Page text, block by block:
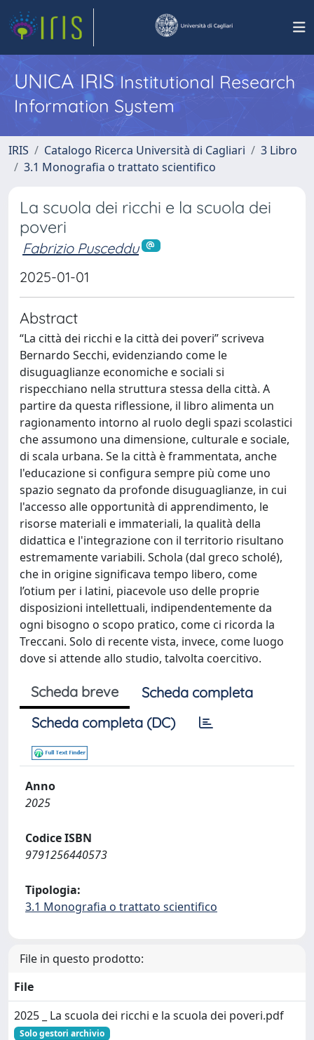
UNICA IRISInstitutional Research
Information System
IRIS Catalogo Ricerca Università di Cagliari
3 Libro
3.1 Monografia o trattato scientifico
La scuola dei ricchi e la scuola dei
poveri
Fabrizio Pusceddu
2025-01-01
Abstract
“La città dei ricchi e la città dei poveri” scriveva
Bernardo Secchi, evidenziando come le
disuguaglianze economiche e sociali si
rispecchiano nella struttura stessa della città. A
partire da questa riflessione, il libro alimenta un
ragionamento intorno al ruolo degli spazi scolastici
che assumono una dimensione, culturale e sociale,
di scala urbana. Se la città è frammentata, anche
l'educazione si configura sempre più come uno
spazio segnato da profonde disuguaglianze, in cui
l'accesso alle opportunità di apprendimento, le
risorse materiali e immateriali, la qualità della
didattica e l'integrazione con il territorio risultano
estremamente variabili. Schola (dal greco scholé),
che in origine significava tempo libero, come
l’otium per i latini, piacevole uso delle proprie
disposizioni intellettuali, indipendentemente da
ogni bisogno o scopo pratico, come ci ricorda la
Treccani. Solo di recente vista, invece, come luogo
dove si attende allo studio, talvolta coercitivo.
Scheda breve
Scheda completa
Scheda completa (DC)
Anno
2025
Codice ISBN
9791256440573
Tipologia:
3.1 Monografia o trattato scientifico
File in questo prodotto:
File
2025 _ La scuola dei ricchi e la scuola dei poveri.pdf
Solo gestori archivio